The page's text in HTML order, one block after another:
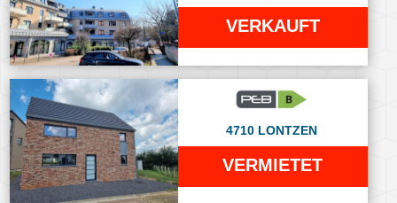
VERKAUFT
4710 LONTZEN
VERMIETET